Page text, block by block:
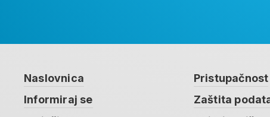
Naslovnica
Informiraj se
Pristupačnost
Zaštita